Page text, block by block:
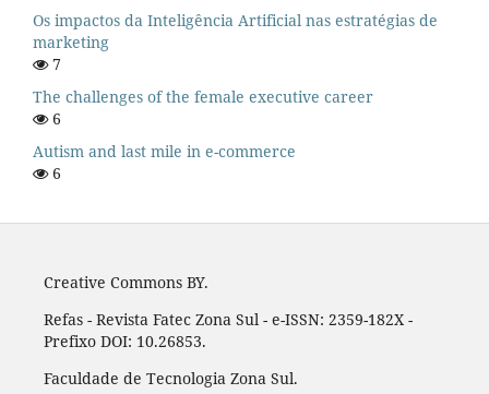
Os impactos da Inteligência Artificial nas estratégias de
marketing
7
The challenges of the female executive career
6
Autism and last mile in e-commerce
6
Creative Commons BY.
Refas - Revista Fatec Zona Sul - e-ISSN: 2359-182X -
Prefixo DOI: 10.26853.
Faculdade de Tecnologia Zona Sul.